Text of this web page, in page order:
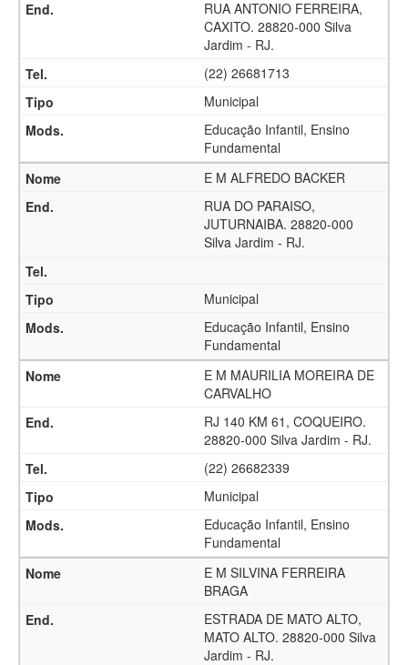
RUA ANTONIO FERREIRA,
CAXITO. 28820-000 Silva
Jardim - RJ.
(22) 26681713
Municipal
Educação Infantil, Ensino
Fundamental
E M ALFREDO BACKER
RUA DO PARAISO,
JUTURNAIBA. 28820-000
Silva Jardim - RJ.
Municipal
Educação Infantil, Ensino
Fundamental
E M MAURILIA MOREIRA DE
CARVALHO
RJ 140 KM 61, COQUEIRO.
28820-000 Silva Jardim - RJ.
(22) 26682339
Municipal
Educação Infantil, Ensino
Fundamental
E M SILVINA FERREIRA
BRAGA
ESTRADA DE MATO ALTO,
MATO ALTO. 28820-000 Silva
Jardim - RJ.